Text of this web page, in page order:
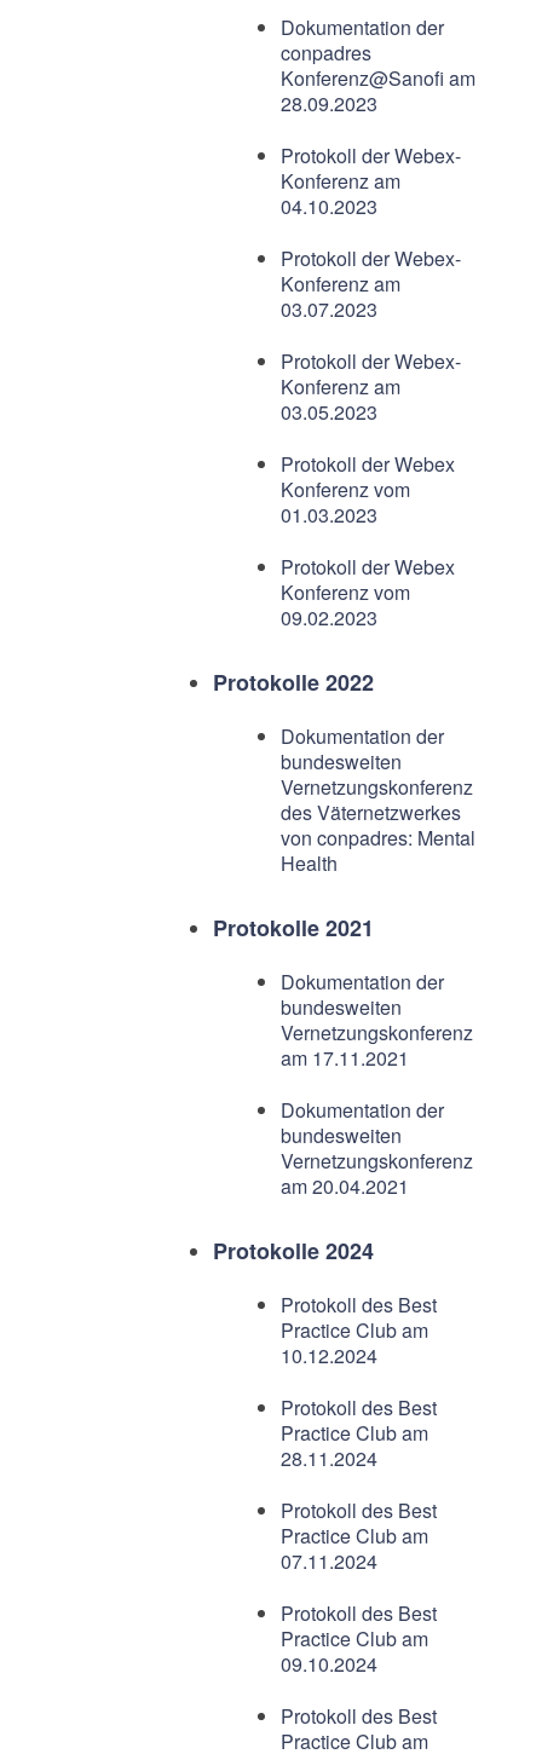
Dokumentation der
conpadres
Konferenz@Sanofi am
28.09.2023
Protokoll der Webex-
Konferenz am
04.10.2023
Protokoll der Webex-
Konferenz am
03.07.2023
Protokoll der Webex-
Konferenz am
03.05.2023
Protokoll der Webex
Konferenz vom
01.03.2023
Protokoll der Webex
Konferenz vom
09.02.2023
Protokolle 2022
Dokumentation der
bundesweiten
Vernetzungskonferenz
des Väternetzwerkes
von conpadres: Mental
Health
Protokolle 2021
Dokumentation der
bundesweiten
Vernetzungskonferenz
am 17.11.2021
Dokumentation der
bundesweiten
Vernetzungskonferenz
am 20.04.2021
Protokolle 2024
Protokoll des Best
Practice Club am
10.12.2024
Protokoll des Best
Practice Club am
28.11.2024
Protokoll des Best
Practice Club am
07.11.2024
Protokoll des Best
Practice Club am
09.10.2024
Protokoll des Best
Practice Club am